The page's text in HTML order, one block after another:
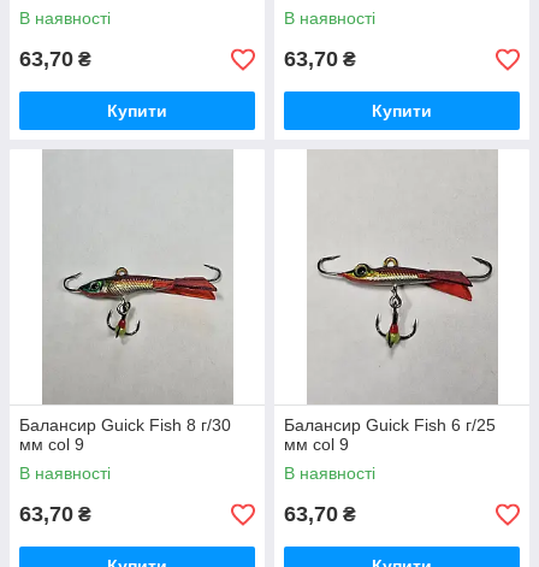
В наявності
63,70 ₴
Купити
В наявності
63,70 ₴
Купити
Балансир Guick Fish 8 г/30
мм col 9
В наявності
63,70 ₴
Балансир Guick Fish 6 г/25
мм col 9
В наявності
63,70 ₴